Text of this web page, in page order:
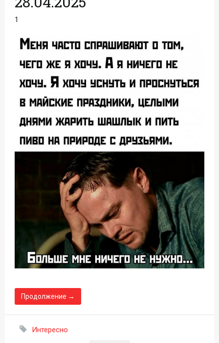
1
Продолжение →
Интересно